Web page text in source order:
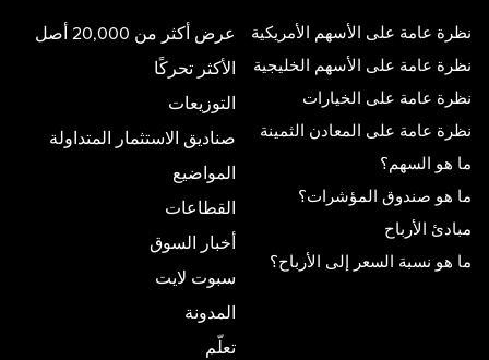
نظرة عامة على الأسهم الأمريكية
نظرة عامة على الأسهم الخليجية
نظرة عامة على الخيارات
نظرة عامة على المعادن الثمينة
ما هو السهم؟
ما هو صندوق المؤشرات؟
مبادئ الأرباح
ما هو نسبة السعر إلى الأرباح؟
عرض أكثر من 20,000 أصل
الأكثر تحركًا
التوزيعات
صناديق الاستثمار المتداولة
المواضيع
القطاعات
أخبار السوق
سبوت لايت
المدونة
تعلّم